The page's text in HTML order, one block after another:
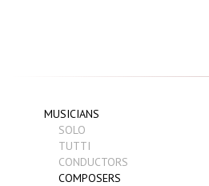
MUSICIANS
SOLO
TUTTI
CONDUCTORS
COMPOSERS